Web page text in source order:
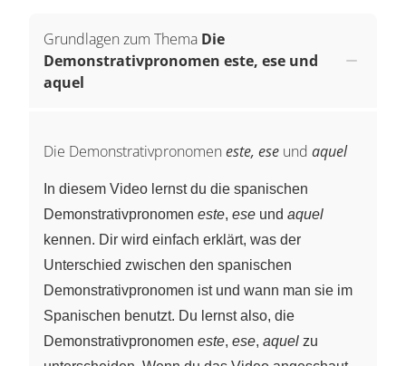
Grundlagen zum Thema Die
Demonstrativpronomen este, ese und
aquel
Die Demonstrativpronomen este, ese und aquel
In diesem Video lernst du die spanischen
Demonstrativpronomen este, ese und aquel
kennen. Dir wird einfach erklärt, was der
Unterschied zwischen den spanischen
Demonstrativpronomen ist und wann man sie im
Spanischen benutzt. Du lernst also, die
Demonstrativpronomen este, ese, aquel zu